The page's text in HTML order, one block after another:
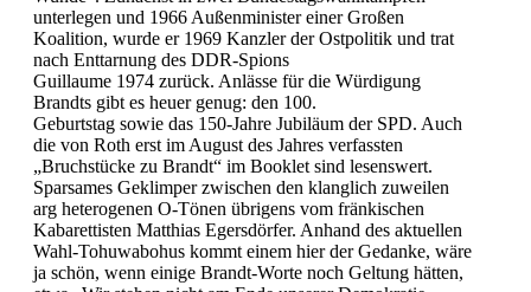
unterlegen und 1966 Außenminister einer Großen
Koalition, wurde er 1969 Kanzler der Ostpolitik und trat
nach Enttarnung des DDR-Spions
Guillaume 1974 zurück. Anlässe für die Würdigung
Brandts gibt es heuer genug: den 100.
Geburtstag sowie das 150-Jahre Jubiläum der SPD. Auch
die von Roth erst im August des Jahres verfassten
„Bruchstücke zu Brandt“ im Booklet sind lesenswert.
Sparsames Geklimper zwischen den klanglich zuweilen
arg heterogenen O-Tönen übrigens vom fränkischen
Kabarettisten Matthias Egersdörfer. Anhand des aktuellen
Wahl-Tohuwabohus kommt einem hier der Gedanke, wäre
ja schön, wenn einige Brandt-Worte noch Geltung hätten,